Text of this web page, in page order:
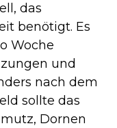
das
benötigt. Es
Woche
und
nach dem
sollte das
Dornen